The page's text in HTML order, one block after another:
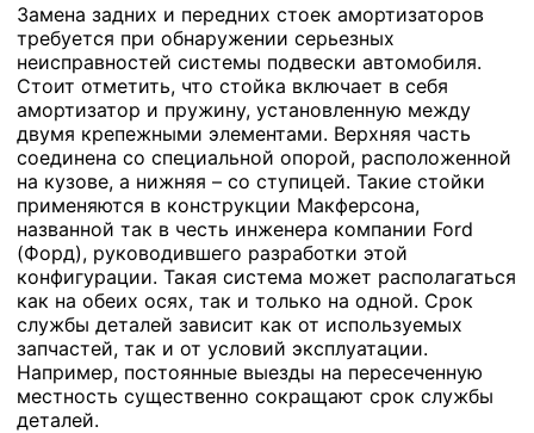
Замена задних и передних стоек амортизаторов
требуется при обнаружении серьезных
неисправностей системы подвески автомобиля.
Стоит отметить, что стойка включает в себя
амортизатор и пружину, установленную между
двумя крепежными элементами. Верхняя часть
соединена со специальной опорой, расположенной
на кузове, а нижняя – со ступицей. Такие стойки
применяются в конструкции Макферсона,
названной так в честь инженера компании Ford
(Форд), руководившего разработки этой
конфигурации. Такая система может располагаться
как на обеих осях, так и только на одной. Срок
службы деталей зависит как от используемых
запчастей, так и от условий эксплуатации.
Например, постоянные выезды на пересеченную
местность существенно сокращают срок службы
деталей.